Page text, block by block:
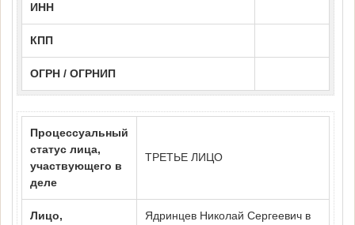
ИНН
КПП
ОГРН / ОГРНИП
Процессуальный
статус лица,
участвующего в
деле
ТРЕТЬЕ ЛИЦО
Лицо,
Ядринцев Николай Сергеевич в